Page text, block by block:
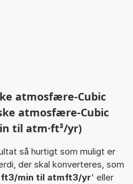
atmosfære-Cubic
atmosfære-Cubic
til atm·ft³/yr)
så hurtigt som muligt er
der skal konverteres, som
min til atmft3/yr' eller